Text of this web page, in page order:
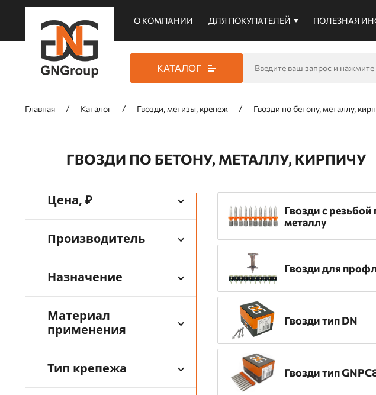
О КОМПАНИИ ДЛЯ ПОКУПАТЕЛЕЙ ПОЛЕЗНАЯ
КАТАЛОГ
Главная Каталог Гвозди, метизы, крепеж Гвозди по бетону, металлу,
ГВОЗДИ ПО БЕТОНУ, МЕТАЛЛУ, КИРПИЧУ
Цена, ₽
Производитель
Назначение
Материал
применения
Тип крепежа
Гвозди c резьбой
металлу
Гвозди для
Гвозди тип DN
Гвозди тип